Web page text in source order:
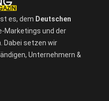
es, dem Deutschen
Marketings und der
Dabei setzen wir
Unternehmern &